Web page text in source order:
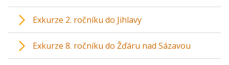
Exkurze 2. ročníku do Jihlavy
Exkurze 8. ročníku do Žďáru nad Sázavou